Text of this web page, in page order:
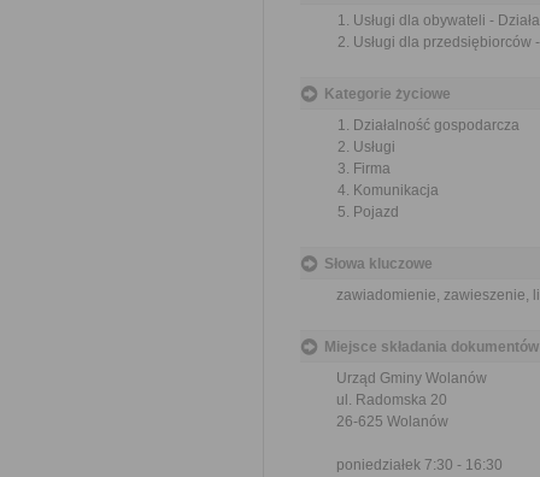
Usługi dla obywateli -
Usługi dla przedsiębiorców
Kategorie życiowe
Działalność gospodarcza
Usługi
Firma
Komunikacja
Pojazd
Słowa kluczowe
zawiadomienie, zawieszenie,
Miejsce składania dokumentów
Urząd Gminy Wolanów
ul. Radomska 20
26-625 Wolanów
poniedziałek 7:30 - 16:30